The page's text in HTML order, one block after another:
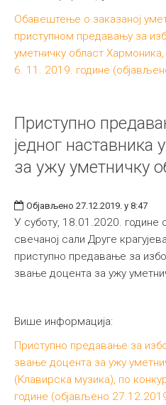
Обавештење о заказаној
приступном предавању за
уметничку област
6. 11. 2019. године
Приступно
једног наставника
за ужу уметничку
Објављено 27.12.2019. у 8:47
У суботу, 18.01.2020. године
свечаној сали Друге
приступно предавање за
звање доцента за ужу
Више информација:
Приступно предавање за
звање доцента за ужу
(Клавирска музика), по
године (објављено